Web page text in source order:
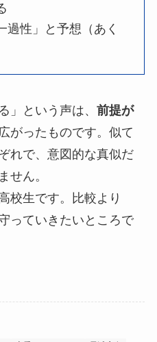
過性」と予想（あく
」という声は、 前提が
がったものです。似て
れで、意図的な真似だ
せん。
校生です。比較より
っていきたいところで